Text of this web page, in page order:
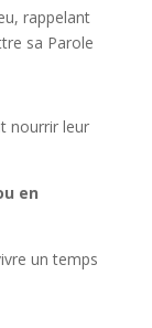
rappelant
sa Parole
nourrir leur
en
un temps